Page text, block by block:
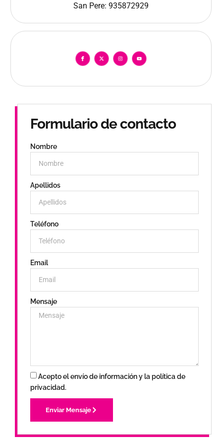
San Pere: 935872929
Formulario de contacto
Nombre
Apellidos
Teléfono
Email
Mensaje
Acepto el envío de información y la política de
privacidad.
Enviar Mensaje